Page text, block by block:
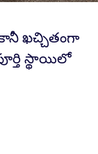
ఖచ్చితంగా
స్థాయిలో